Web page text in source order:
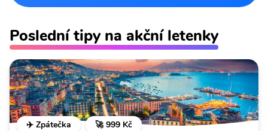
Poslední tipy na akční letenky
✈️ Zpátečka 🚀 999 Kč